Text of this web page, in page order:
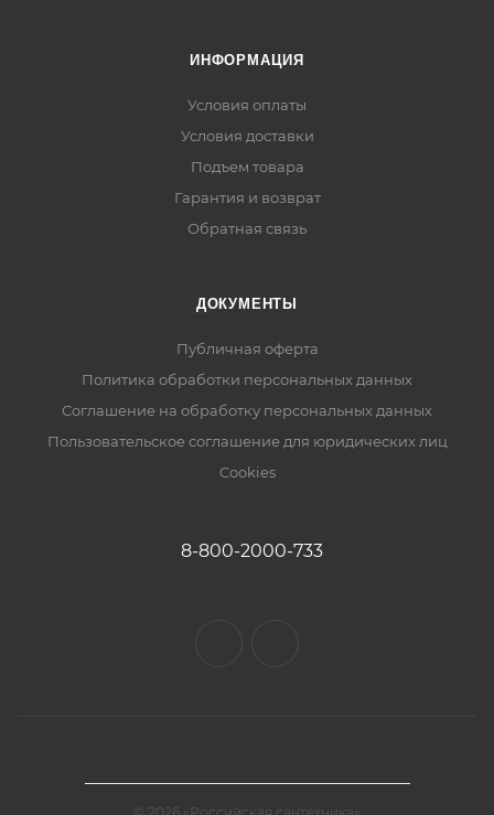
ИНФОРМАЦИЯ
Условия оплаты
Условия доставки
Подъем товара
Гарантия и возврат
Обратная связь
ДОКУМЕНТЫ
Публичная оферта
Политика обработки персональных данных
Соглашение на обработку персональных данных
Пользовательское соглашение для юридических лиц
Cookies
8-800-2000-733